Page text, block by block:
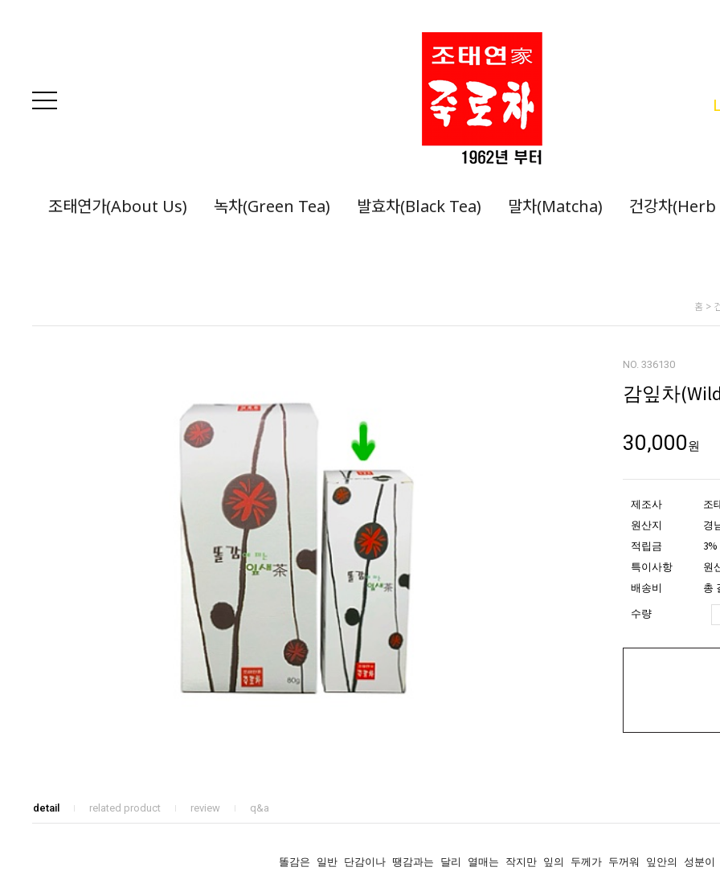
조태연가(About Us) 녹차(Green Tea) 발효차(Black Tea) 말차(Matcha) 건강차(Herb
홈 >
NO. 336130
감잎차
30,000원
제조사
조
원산지
경
적립금
3%
특이사항
원
배송비
총
수량
detail related product review q&a
똘감은 일반 단감이나 땡감과는 달리 열매는 작지만 잎의 두께가 두꺼워 잎안의 성분